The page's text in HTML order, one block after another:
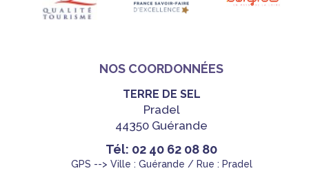
NOS COORDONNÉES
TERRE DE SEL
Pradel
44350 Guérande
Tél: 02 40 62 08 80
GPS --> Ville : Guérande / Rue : Pradel